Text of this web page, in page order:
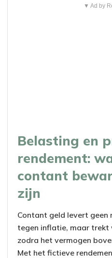
▼ Ad by
Belasting en
rendement:
contant
zijn
Contant geld levert geen
tegen inflatie, maar trekt
zodra het vermogen
Met het fictieve